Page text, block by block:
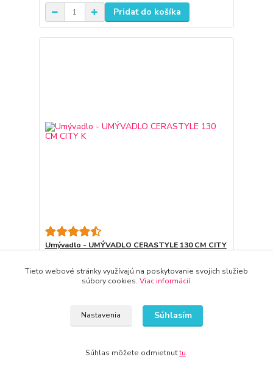
Pridať do košíka
Umývadlo - UMÝVADLO CERASTYLE 130 CM CITY
503 €
bez DPH
Tieto webové stránky využívajú na poskytovanie svojich služieb
súbory cookies. Viac informácií.
Nastavenia Súhlasím
Súhlas môžete odmietnuťtu.